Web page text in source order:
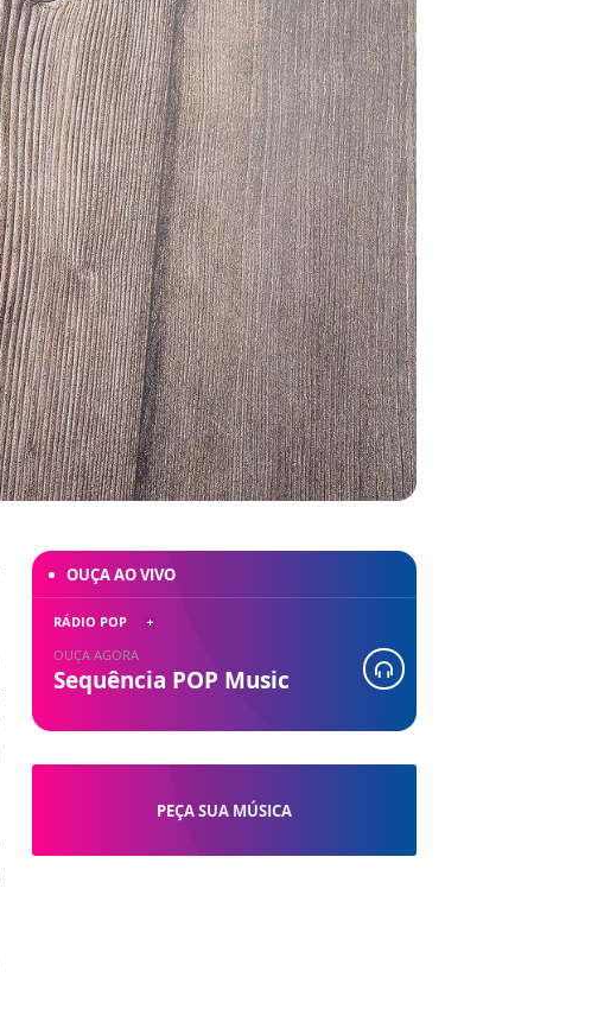
PEÇA SUA MÚSICA
OUÇA AO VIVO
RÁDIO POP
OUÇA AGORA
Sequência POP Music